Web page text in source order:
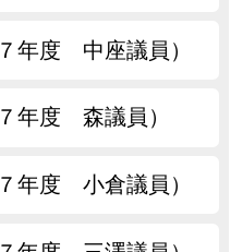
年度 中座議員）
年度 森議員）
年度 小倉議員）